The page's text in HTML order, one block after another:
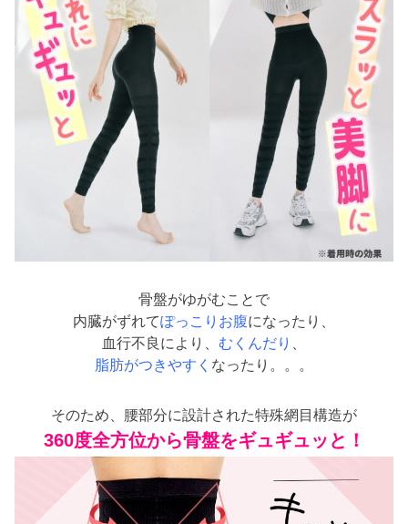
骨盤がゆがむことで
内臓がずれてぽっこりお腹になったり、
血行不良により、 むくんだり
脂肪がつきやすく なったり。。。
そのため、腰部分に設計された特殊網目構造が
360度全方位から骨盤をギュギュッと！